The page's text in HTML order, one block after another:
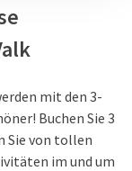
mit den 3-
Buchen Sie 3
Sie von tollen
im und um